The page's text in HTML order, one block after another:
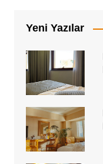
Yeni Yazılar